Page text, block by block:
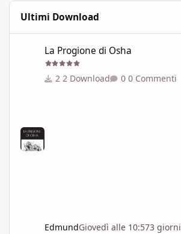
Ultimi Download
La Progione di Osha
2 Download 0 Commenti
EdmundGiovedì alle 10:573 giorni